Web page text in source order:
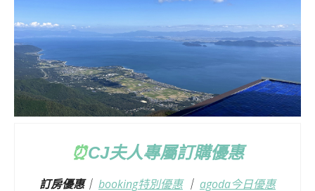
⏰CJ夫人專屬訂購優惠
訂房優惠｜ booking特別優惠｜ agoda今日優惠